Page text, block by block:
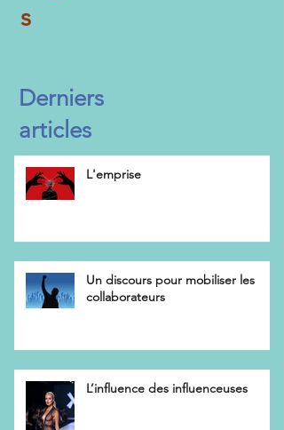
Derniers
articles
s
L'emprise
Un discours pour mobiliser les
collaborateurs
L’influence des influenceuses